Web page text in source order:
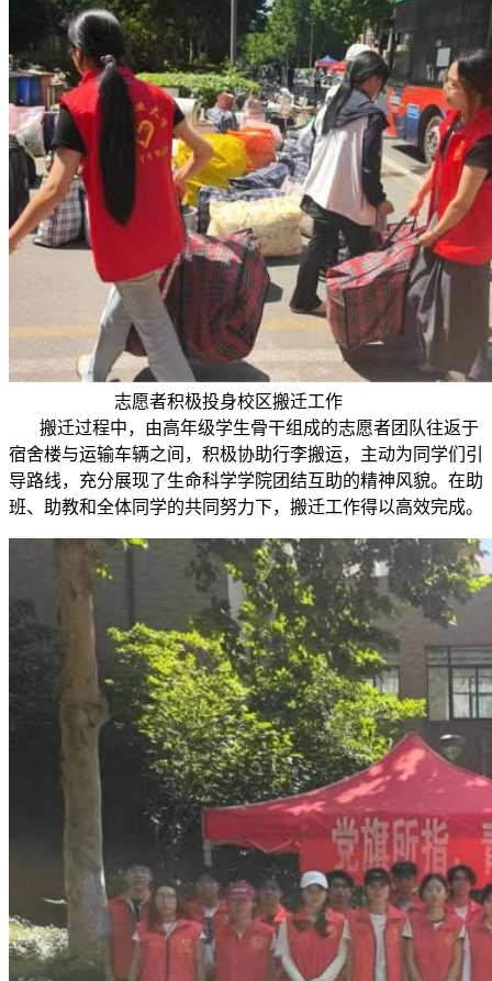
志愿者积极投身校区搬迁工作
搬迁过程中，由高年级学生骨干组成的志愿者团队往返于
宿舍楼与运输车辆之间，积极协助行李搬运，主动为同学们引
导路线，充分展现了生命科学学院团结互助的精神风貌。在助
班、助教和全体同学的共同努力下，搬迁工作得以高效完成。